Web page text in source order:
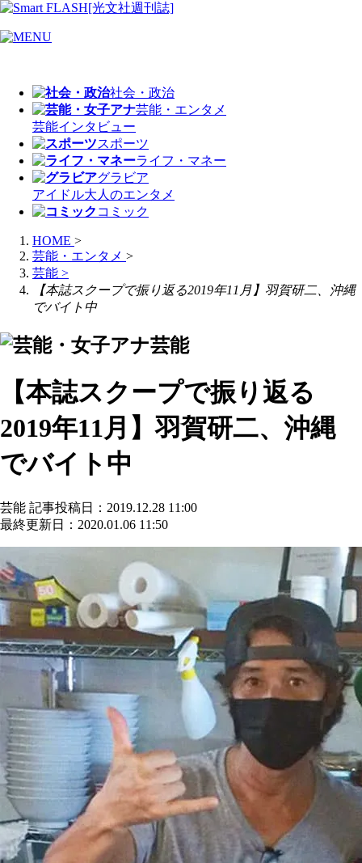
社会・政治
芸能・エンタメ
芸能インタビュー
スポーツ
ライフ・マネー
グラビア
アイドル大人のエンタメ
コミック
HOME >
芸能・エンタメ >
芸能 >
【本誌スクープで振り返る2019年11月】羽賀研二、沖縄
でバイト中
芸能
【本誌スクープで振り返る
2019年11月】羽賀研二、沖縄
でバイト中
芸能 記事投稿日：2019.12.28 11:00
最終更新日：2020.01.06 11:50